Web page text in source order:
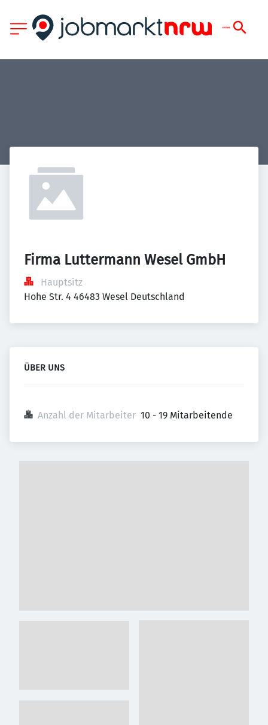
Firma Luttermann Wesel GmbH
Hauptsitz
Hohe Str. 4 46483 Wesel Deutschland
ÜBER UNS
Anzahl der Mitarbeiter 10 - 19 Mitarbeitende